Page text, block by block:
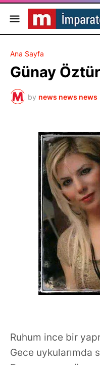
Ana Sayfa
Günay
by news news news
Ruhum ince bir
Gece uykularımda